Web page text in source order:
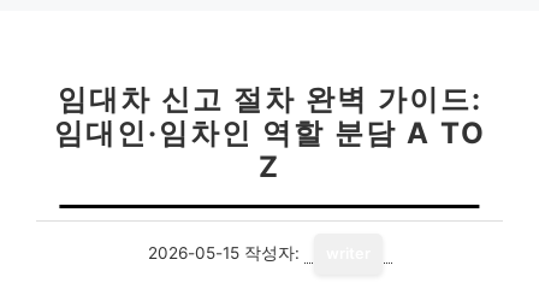
임대차 신고 절차 완벽 가이드:
임대인·임차인 역할 분담 A TO
Z
2026-05-15 작성자: